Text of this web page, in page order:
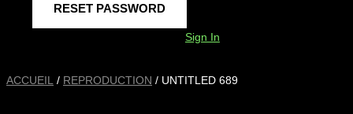
Sign In
ACCUEIL / REPRODUCTION / UNTITLED 689